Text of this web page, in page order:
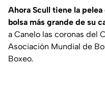
Ahora Scull tiene la
bolsa más grande de su
a Canelo las coronas del
Asociación Mundial de
Boxeo.